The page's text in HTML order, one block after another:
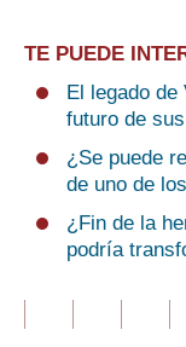
TE PUEDE
El legado
futuro de
¿Se puede
de uno de
¿Fin de la
podría